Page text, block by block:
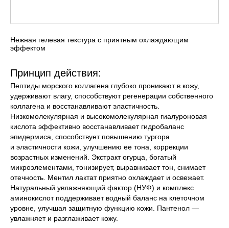
Нежная гелевая текстура с приятным охлаждающим
эффектом
Принцип действия:
Пептиды морского коллагена глубоко проникают в кожу,
удерживают влагу, способствуют регенерации собственного
коллагена и восстанавливают эластичность.
Низкомолекулярная и высокомолекулярная гиалуроновая
кислота эффективно восстанавливает гидробаланс
эпидермиса, способствует повышению тургора
и эластичности кожи, улучшению ее тона, коррекции
возрастных изменений. Экстракт огурца, богатый
микроэлементами, тонизирует, выравнивает тон, снимает
отечность. Ментил лактат приятно охлаждает и освежает.
Натуральный увлажняющий фактор (НУФ) и комплекс
аминокислот поддерживает водный баланс на клеточном
уровне, улучшая защитную функцию кожи. Пантенол —
увлажняет и разглаживает кожу.